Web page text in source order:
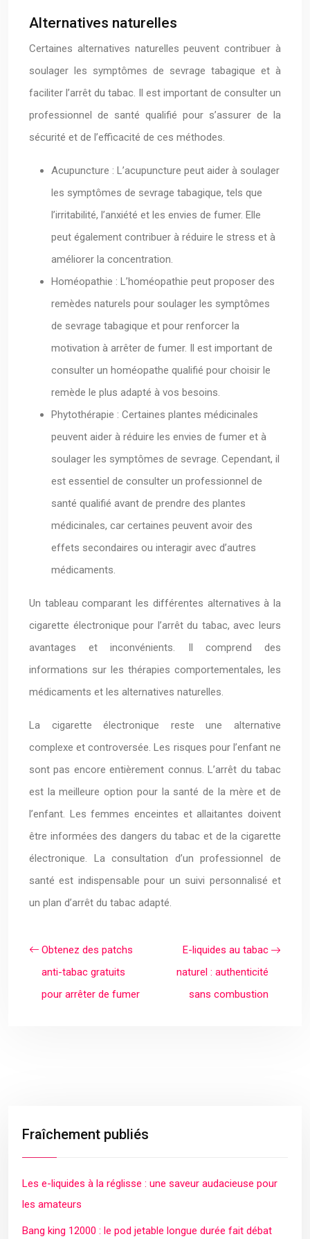
Alternatives naturelles
Certaines alternatives naturelles peuvent contribuer à
soulager les symptômes de sevrage tabagique et à
faciliter l’arrêt du tabac. Il est important de consulter un
professionnel de santé qualifié pour s’assurer de la
sécurité et de l’efficacité de ces méthodes.
Acupuncture : L’acupuncture peut aider à soulager
les symptômes de sevrage tabagique, tels que
l’irritabilité, l’anxiété et les envies de fumer. Elle
peut également contribuer à réduire le stress et à
améliorer la concentration.
Homéopathie : L’homéopathie peut proposer des
remèdes naturels pour soulager les symptômes
de sevrage tabagique et pour renforcer la
motivation à arrêter de fumer. Il est important de
consulter un homéopathe qualifié pour choisir le
remède le plus adapté à vos besoins.
Phytothérapie : Certaines plantes médicinales
peuvent aider à réduire les envies de fumer et à
soulager les symptômes de sevrage. Cependant, il
est essentiel de consulter un professionnel de
santé qualifié avant de prendre des plantes
médicinales, car certaines peuvent avoir des
effets secondaires ou interagir avec d’autres
médicaments.
Un tableau comparant les différentes alternatives à la
cigarette électronique pour l’arrêt du tabac, avec leurs
avantages et inconvénients. Il comprend des
informations sur les thérapies comportementales, les
médicaments et les alternatives naturelles.
La cigarette électronique reste une alternative
complexe et controversée. Les risques pour l’enfant ne
sont pas encore entièrement connus. L’arrêt du tabac
est la meilleure option pour la santé de la mère et de
l’enfant. Les femmes enceintes et allaitantes doivent
être informées des dangers du tabac et de la cigarette
électronique. La consultation d’un professionnel de
santé est indispensable pour un suivi personnalisé et
un plan d’arrêt du tabac adapté.
Obtenez des patchs
anti-tabac gratuits
pour arrêter de fumer
E-liquides au tabac
naturel : authenticité
sans combustion
Fraîchement publiés
Les e-liquides à la réglisse : une saveur audacieuse pour
les amateurs
Bang king 12000 : le pod jetable longue durée fait débat